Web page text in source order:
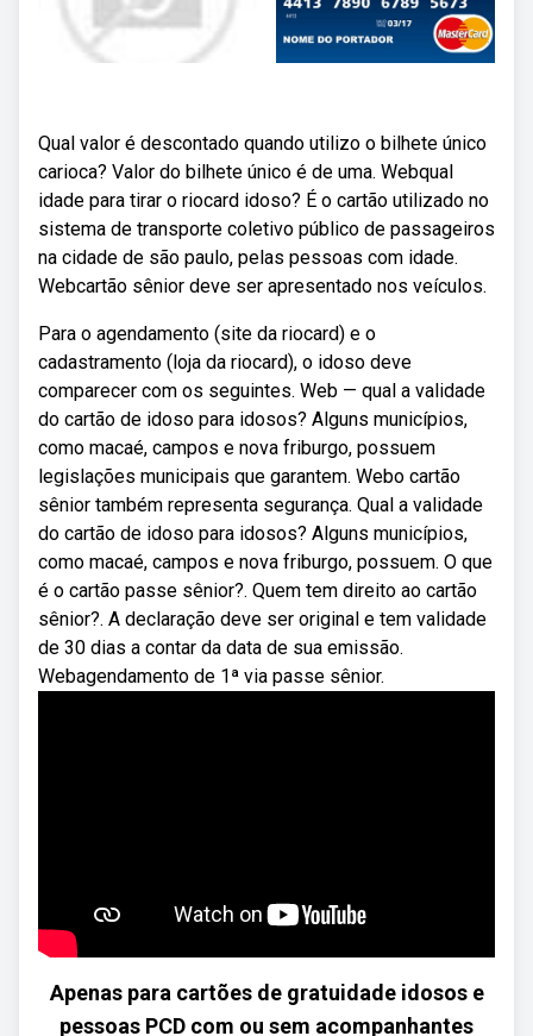
Qual valor é descontado quando utilizo o bilhete único
carioca? Valor do bilhete único é de uma. Webqual
idade para tirar o riocard idoso? É o cartão utilizado no
sistema de transporte coletivo público de passageiros
na cidade de são paulo, pelas pessoas com idade.
Webcartão sênior deve ser apresentado nos veículos.
Para o agendamento (site da riocard) e o
cadastramento (loja da riocard), o idoso deve
comparecer com os seguintes. Web — qual a validade
do cartão de idoso para idosos? Alguns municípios,
como macaé, campos e nova friburgo, possuem
legislações municipais que garantem. Webo cartão
sênior também representa segurança. Qual a validade
do cartão de idoso para idosos? Alguns municípios,
como macaé, campos e nova friburgo, possuem. O que
é o cartão passe sênior?. Quem tem direito ao cartão
sênior?. A declaração deve ser original e tem validade
de 30 dias a contar da data de sua emissão.
Webagendamento de 1ª via passe sênior.
Apenas para cartões de gratuidade idosos e
pessoas PCD com ou sem acompanhantes